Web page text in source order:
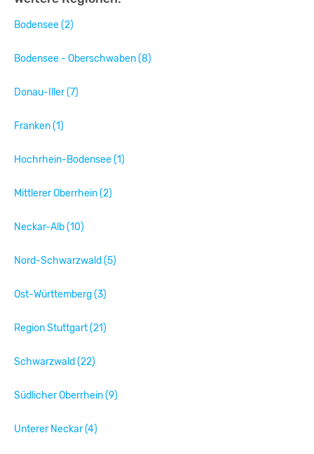
Bodensee (2)
Bodensee - Oberschwaben (8)
Donau-Iller (7)
Franken (1)
Hochrhein-Bodensee (1)
Mittlerer Oberrhein (2)
Neckar-Alb (10)
Nord-Schwarzwald (5)
Ost-Württemberg (3)
Region Stuttgart (21)
Schwarzwald (22)
Südlicher Oberrhein (9)
Unterer Neckar (4)